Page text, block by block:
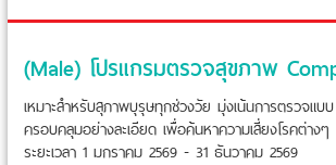
เหมาะสำหรับสุภาพบุรุษทุกช่วงวัย มุ่งเน้นการตรวจแบบ
ครอบคลุมอย่างละเอียด เพื่อค้นหาความเสี่ยงโรคต่างๆ
ระยะเวลา 1 มกราคม 2569 - 31 ธันวาคม 2569